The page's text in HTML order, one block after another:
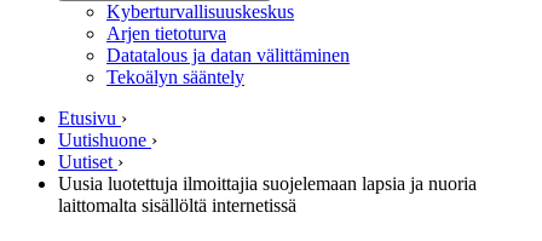
Kyberturvallisuuskeskus
Arjen tietoturva
Datatalous ja datan välittäminen
Tekoälyn sääntely
Etusivu ›
Uutishuone ›
Uutiset ›
Uusia luotettuja ilmoittajia suojelemaan lapsia ja nuoria
laittomalta sisällöltä internetissä